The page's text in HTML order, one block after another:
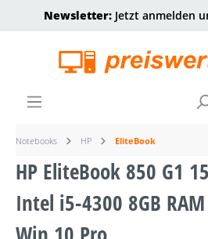
springen
Newsletter:Jetzt anmelden
Notebooks HP EliteBook
HP EliteBook 850 G1
Intel i5-4300 8GB RAM